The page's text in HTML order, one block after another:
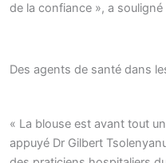
de la confiance », a souligné
Des agents de santé dans
« La blouse est avant tout
appuyé Dr Gilbert